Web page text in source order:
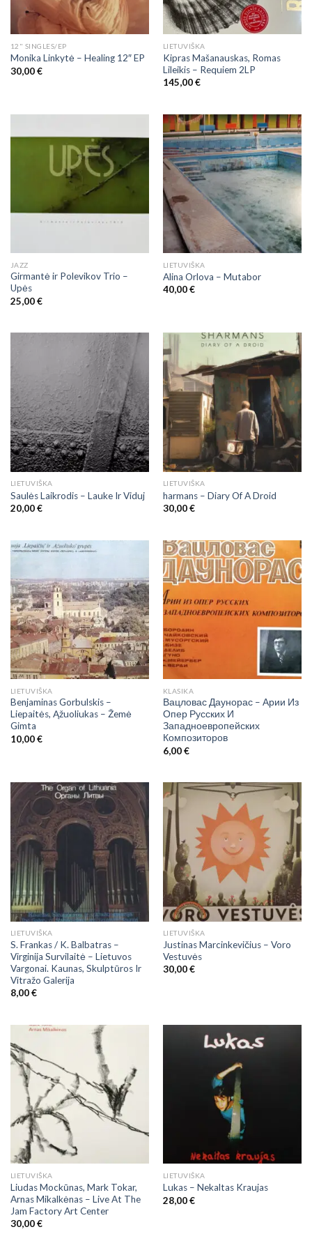
12" SINGLES/EP
Monika Linkytė – Healing 12″ EP
30,00€
LIETUVIŠKA
Kipras Mašanauskas, Romas
Lileikis – Requiem 2LP
145,00€
JAZZ
Girmantė ir Polevikov Trio –
Upės
25,00€
LIETUVIŠKA
Alina Orlova – Mutabor
40,00€
LIETUVIŠKA
Saulės Laikrodis – Lauke Ir Viduj
20,00€
LIETUVIŠKA
harmans – Diary Of A Droid
30,00€
LIETUVIŠKA
Benjaminas Gorbulskis –
Liepaitės, Ąžuoliukas – Žemė
Gimta
10,00€
KLASIKA
Вацловас Даунорас – Арии Из
Опер Русских И
Западноевропейских
Композиторов
6,00€
LIETUVIŠKA
S. Frankas / K. Balbatras –
Virginija Survilaitė ‎– Lietuvos
Vargonai. Kaunas, Skulptūros Ir
Vitražo Galerija
8,00€
LIETUVIŠKA
Justinas Marcinkevičius – Voro
Vestuvės
30,00€
LIETUVIŠKA
Liudas Mockūnas, Mark Tokar,
Arnas Mikalkėnas – Live At The
Jam Factory Art Center
30,00€
LIETUVIŠKA
Lukas – Nekaltas Kraujas
28,00€